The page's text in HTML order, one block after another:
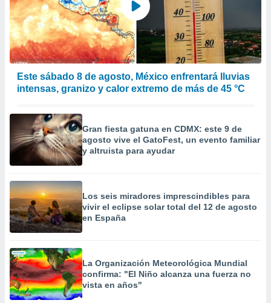
Este sábado 8 de agosto, México enfrentará lluvias
intensas, granizo y calor extremo de más de 45 °C
Gran fiesta gatuna en CDMX: este 9 de
agosto vive el GatoFest, un evento familiar
y altruista para ayudar
Los seis miradores imprescindibles para
vivir el eclipse solar total del 12 de agosto
en España
La Organización Meteorológica Mundial
confirma: "El Niño alcanza una fuerza no
vista en años"